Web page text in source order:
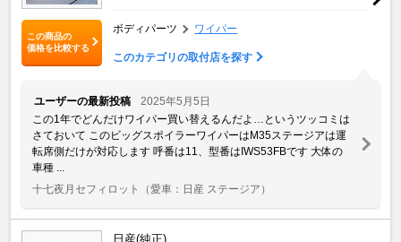
この商品の
価格を比較する
ボディパーツ ワイパー
このカテゴリの取付店を探す
ユーザーの最新投稿
2025年5月5日
この1年でどんだけワイパー買い替えるんだよ…というツッコミは
さておいて このビッグスポイラーワイパーはM35ステージアは運
転席側だけが対応します 呼番は11、型番はIWS53FBです 大体の
車種 ...
十七夜月セフィロット
（愛車：日産 ステージア）
日産(純正)